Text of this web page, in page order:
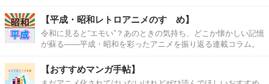
【平成・昭和レトロアニメのすゝめ】
令和に見ると“エモい”？あのときの気持ち、どこか懐かしい記憶
が蘇る――平成・昭和を彩ったアニメを振り返る連載コラム。
【おすすめマンガ手帖】